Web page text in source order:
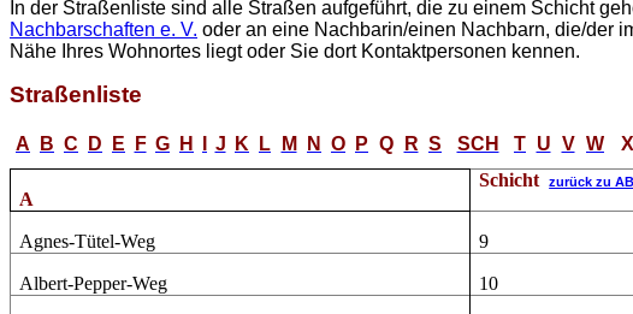
n der Straßenliste sind alle Straßen aufgeführt, die zu einem Schicht
Nachbarschaften e. V. oder an eine Nachbarin/einen Nachbarn, die/der
Nähe Ihres Wohnortes liegt oder Sie dort Kontaktpersonen kennen.
Straßenliste
A B C D E F G H J K L M N O P Q R S SCH T U V W
A
Schichtzurück zu
Agnes-Tütel-Weg 9
Albert-Pepper-Weg 10